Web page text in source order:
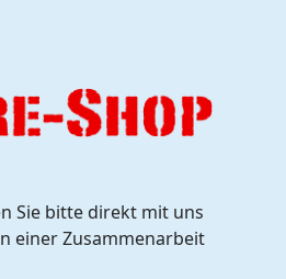
Sie bitte direkt mit uns
einer Zusammenarbeit